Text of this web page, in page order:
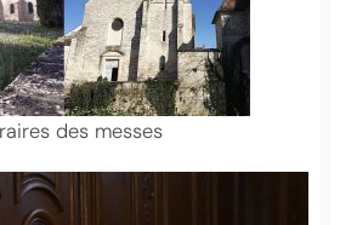
des messes